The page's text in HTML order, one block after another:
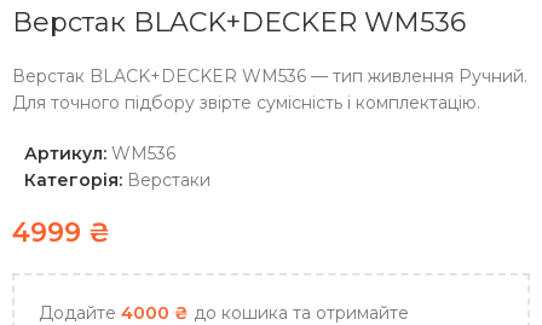
Верстак BLACK+DECKER WM536
Верстак BLACK+DECKER WM536 — тип живлення Ручний.
Для точного підбору звірте сумісність і комплектацію.
Артикул: WM536
Категорія: Верстаки
4999 ₴
Додайте 4000 ₴ до кошика та отримайте